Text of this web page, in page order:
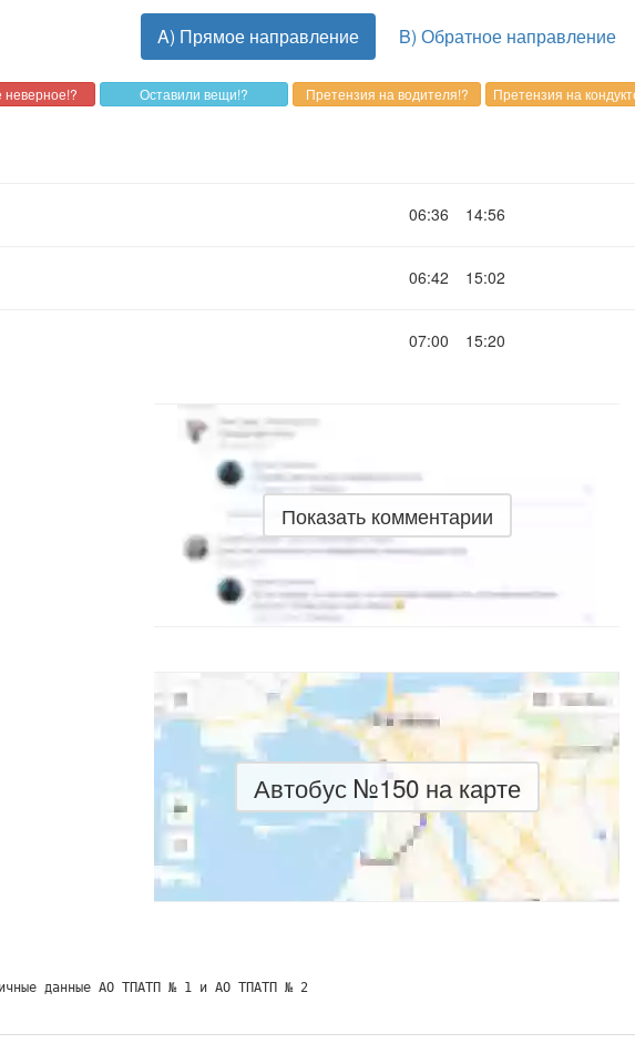
A) Прямое направление B) Обратное направление
06:36 14:56
06:42 15:02
07:00 15:20
Показать комментарии
Автобус №150 на карте
данные АО ТПАТП № 1 и АО ТПАТП № 2